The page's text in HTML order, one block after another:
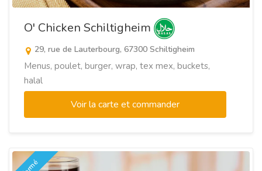
O' Chicken Schiltigheim
29, rue de Lauterbourg, 67300 Schiltigheim
Menus, poulet, burger, wrap, tex mex, buckets,
halal
Voir la carte et commander